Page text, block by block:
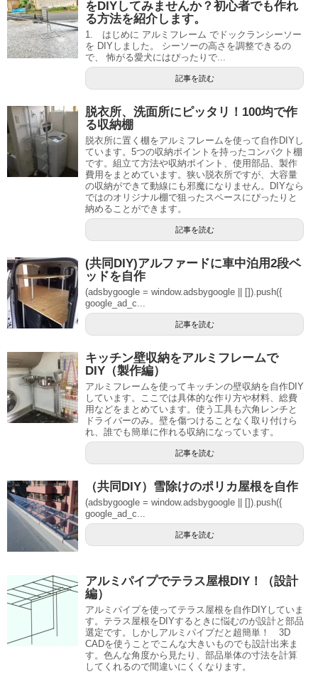
をDIYしてみませんか？初心者でも作れ
る方法を紹介します。
1. はじめに アルミフレーム でドックランシーソー
を DIYしました。 シーソーの高さを調整できるの
で、 怖がる愛犬にはぴったりで...
記事を読む
脱衣所、洗面所にピッタリ！100均で作
る収納棚
脱衣所に置く棚をアルミフレームを使って自作DIYし
ています。5つの収納ポイントを持ったコンパクト棚
です。組立て方法や収納ポイント、使用部品、製作
費用をまとめています。狭い脱衣所ですが、大容量
の収納ができて動線にも邪魔になりません。DIYなら
ではのオリジナル棚で狙ったスペースにぴったりと
納めることができます。
記事を読む
(共同DIY)アルファードに車中泊用2段ベ
ッドを自作
(adsbygoogle = window.adsbygoogle || []).push({
google_ad_c...
記事を読む
キッチン壁収納をアルミフレームで
DIY（製作編）
アルミフレームを使ってキッチンの壁収納を自作DIY
しています。ここでは具体的な作り方や材料、総費
用などをまとめています。使う工具も六角レンチと
ドライバーのみ。壁を傷つけることなく取り付けら
れ、誰でも簡単に作れる収納になっています。
記事を読む
（共同DIY）雪除けのポリカ屋根を自作
(adsbygoogle = window.adsbygoogle || []).push({
google_ad_c...
記事を読む
アルミパイプでテラス屋根DIY！（設計
編）
アルミパイプを使ってテラス屋根を自作DIYしていま
す。テラス屋根をDIYするときに悩むのが設計と部品
選定です。しかしアルミパイプだと超簡単！ 3D
CADを使うことでこんな大きいものでも設計出来ま
す。色んな角度から見たり、部品単体の寸法を計算
してくれるので間違いにくくなります。